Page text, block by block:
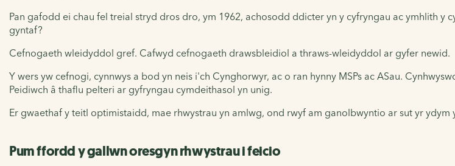
Pan gafodd ei chau fel treial stryd dros dro, ym 1962, achosodd ddicter yn y cyfryngau ac ymhlith
gyntaf?
Cefnogaeth wleidyddol gref. Cafwyd cefnogaeth drawsbleidiol a thraws-wleidyddol ar gyfer newid.
Y wers yw cefnogi, cynnwys a bod yn neis i'ch Cynghorwyr, ac o ran hynny MSPs ac ASau.
Peidiwch â thaflu pelteri ar gyfryngau cymdeithasol yn unig.
Er gwaethaf y teitl optimistaidd, mae rhwystrau yn amlwg, ond rwyf am ganolbwyntio ar sut yr ydym
Pum ffordd y gallwn oresgyn rhwystrau i feicio